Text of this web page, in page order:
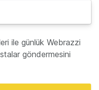
ile günlük Webrazzi
göndermesini